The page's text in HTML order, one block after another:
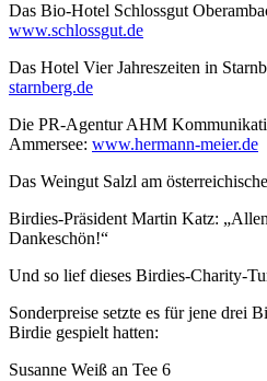
Das Bio-Hotel Schlossgut
www.schlossgut.de
Das Hotel Vier Jahreszeiten in
starnberg.de
Die PR-Agentur AHM
Ammersee: www.hermann-meier.de
Das Weingut Salzl am
Birdies-Präsident Martin Katz:
Dankeschön!“
Und so lief dieses Birdies-Charity-
Sonderpreise setzte es für jene drei
Birdie gespielt hatten:
Susanne Weiß an Tee 6